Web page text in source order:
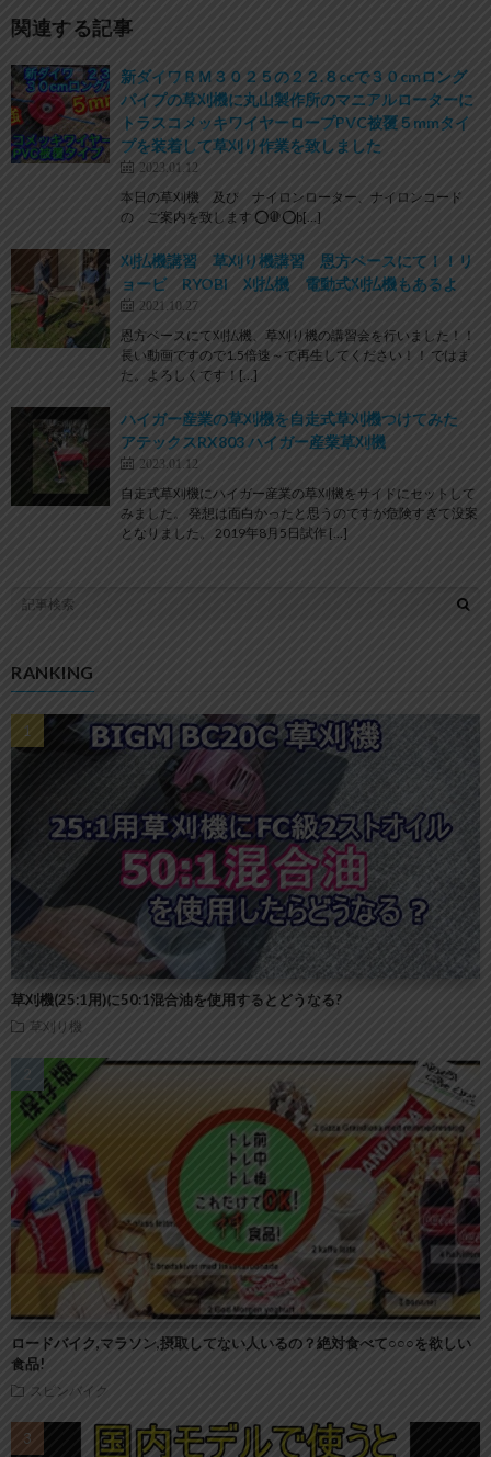
関連する記事
新ダイワＲＭ３０２５の２２.８ccで３０cmロング
パイプの草刈機に丸山製作所のマニアルローターに
トラスコメッキワイヤーロープPVC被覆５mmタイ
プを装着して草刈り作業を致しました
2023.01.12
本日の草刈機 及び ナイロンローター、ナイロンコード
の ご案内を致します ⭕️🛑⭕þ[…]
刈払機講習 草刈り機講習 恩方ベースにて！！リ
ョービ RYOBI 刈払機 電動式刈払機もあるよ
2021.10.27
恩方ベースにて刈払機、草刈り機の講習会を行いました！！
長い動画ですので1.5倍速～で再生してください！！ ではま
た。よろしくです！[…]
ハイガー産業の草刈機を自走式草刈機つけてみた
アテックスRX803 ハイガー産業草刈機
2023.01.12
自走式草刈機にハイガー産業の草刈機をサイドにセットして
みました。 発想は面白かったと思うのですが危険すぎて没案
となりました。 2019年8月5日試作 […]
RANKING
草刈機(25:1用)に50:1混合油を使用するとどうなる?
草刈り機
ロードバイク,マラソン,摂取してない人いるの？絶対食べて○○○を欲しい
食品!
スピンバイク